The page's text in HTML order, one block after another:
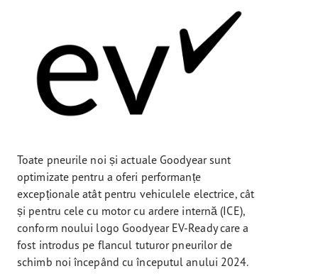
Toate pneurile noi și actuale Goodyear sunt
optimizate pentru a oferi performanțe
excepționale atât pentru vehiculele electrice, cât
și pentru cele cu motor cu ardere internă (ICE),
conform noului logo Goodyear EV-Ready care a
fost introdus pe flancul tuturor pneurilor de
schimb noi începând cu începutul anului 2024.